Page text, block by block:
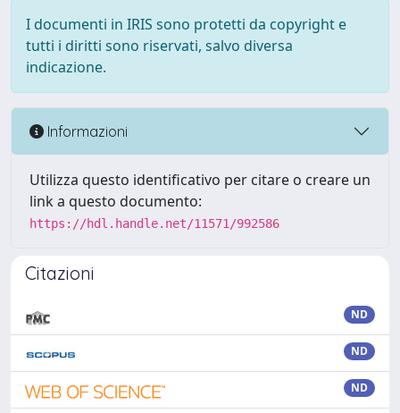
I documenti in IRIS sono protetti da copyright e
tutti i diritti sono riservati, salvo diversa
indicazione.
Informazioni
Utilizza questo identificativo per citare o creare un
link a questo documento:
https://hdl.handle.net/11571/992586
Citazioni
ND
ND
ND